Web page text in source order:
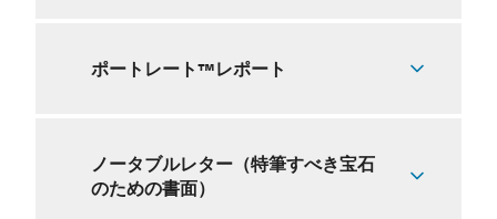
ポートレート™レポート
ノータブルレター（特筆すべき宝石
のための書面）